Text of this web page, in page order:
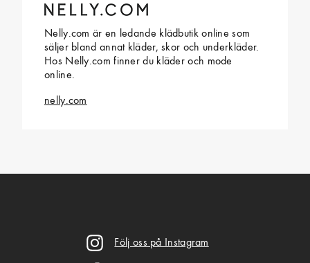
Nelly.com är en ledande klädbutik online som
säljer bland annat kläder, skor och underkläder.
Hos Nelly.com finner du kläder och mode
online.
nelly.com
Följ oss på Instagram